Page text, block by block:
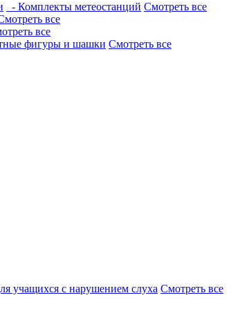
- Комплекты метеостанций Смотреть все
все
все
фигуры и шашки Смотреть все
учащихся с нарушением слуха Смотреть все